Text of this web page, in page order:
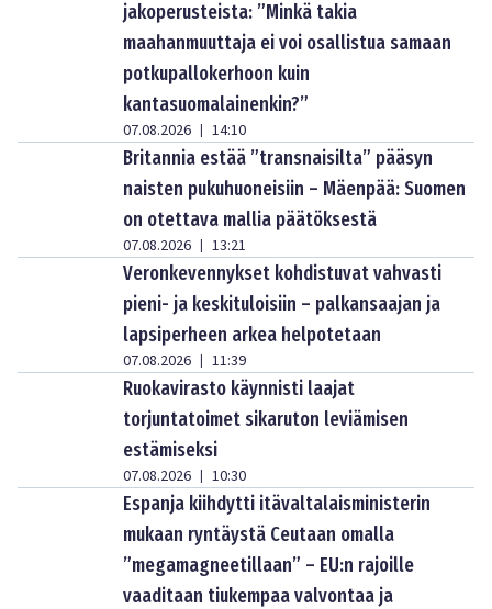
jakoperusteista: ”Minkä takia
maahanmuuttaja ei voi osallistua samaan
potkupallokerhoon kuin
kantasuomalainenkin?”
07.08.2026 | 14:10
Britannia estää ”transnaisilta” pääsyn
naisten pukuhuoneisiin – Mäenpää: Suomen
on otettava mallia päätöksestä
07.08.2026 | 13:21
Veronkevennykset kohdistuvat vahvasti
pieni- ja keskituloisiin – palkansaajan ja
lapsiperheen arkea helpotetaan
07.08.2026 | 11:39
Ruokavirasto käynnisti laajat
torjuntatoimet sikaruton leviämisen
estämiseksi
07.08.2026 | 10:30
Espanja kiihdytti itävaltalaisministerin
mukaan ryntäystä Ceutaan omalla
”megamagneetillaan” – EU:n rajoille
vaaditaan tiukempaa valvontaa ja